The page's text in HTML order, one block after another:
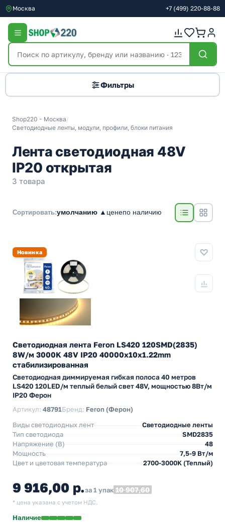
Москва +7 (499) 220-88-88
Фильтры
Shop220 - Москва/
Светодиодные ленты, модули, профили, блоки питания
Лента светодиодная 48V
IP20 открытая
3 товара
Сортировать:умолчанию ▲ ценепо наличию
Новинка
Светодиодная лента Feron LS420 120SMD(2835)
8W/м 3000K 48V IP20 40000x10x1.22mm
стабилизированная
Светодиодная диммируемая гибкая полоса 40 метров
LS420 120LED/м теплый белый свет 48V, мощностью 8Вт/м
IP20 Ферон
Артикул: 48791Бренд: Feron (Ферон)
Виды светодиодных лент
Светодиодные ленты
Тип светодиода
SMD2835
Напряжение (В)
48
Мощность
7,5-9 Вт/м
Цвет и цветовая температура
2700-3000K (Теплый)
9 916,00 р.за 1 упак 10 907,60
* цена указана с учетом НДС.
Наличие